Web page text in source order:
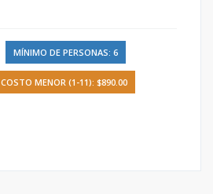
MÍNIMO DE PERSONAS: 6
COSTO MENOR (1-11): $890.00